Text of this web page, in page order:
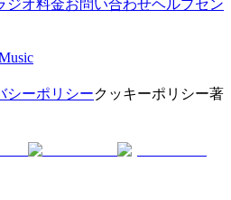
ジオ料金お問い合わせヘルプセン
シーポリシークッキーポリシー著